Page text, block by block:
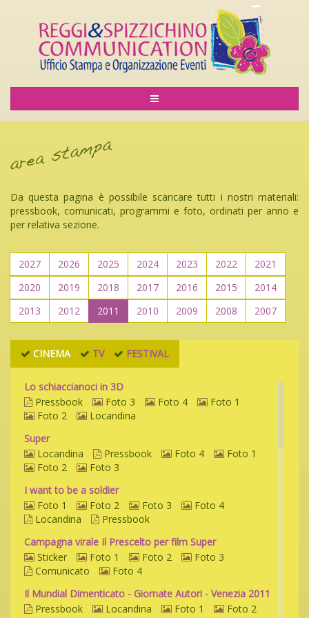
Da questa pagina è possibile scaricare tutti i nostri materiali:
pressbook, comunicati, programmi e foto, ordinati per anno e
per relativa sezione.
2027 2026 2025 2024 2023 2022
2021
2020
2019 2018 2017 2016 2015
2014
2013
2012 2011 2010 2009 2008 2007
CINEMA TV FESTIVAL
Lo schiaccianoci in 3D
Pressbook
Foto 3 Foto 4
Foto 1
Foto 2
Locandina
Super
Locandina
Pressbook Foto 4
Foto 1
Foto 2
Foto 3
I want to be a soldier
Foto 1
Foto 2 Foto 3
Foto 4
Locandina
Pressbook
Campagna virale Il Prescelto per film Super
Sticker
Foto 1 Foto 2
Foto 3
Comunicato
Foto 4
Il Mundial Dimenticato - Giornate Autori - Venezia 2011
Pressbook
Locandina Foto 1
Foto 2